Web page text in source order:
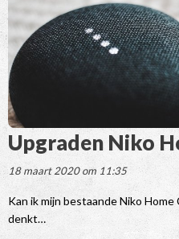
Upgraden Niko
18 maart 2020 om 11:35
Kan ik mijn bestaande Niko
denkt…